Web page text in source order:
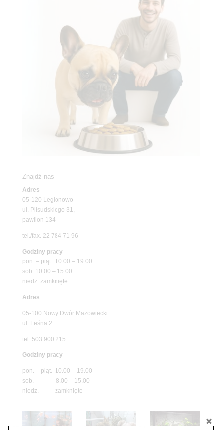
Znajdź nas
Adres
05-120 Legionowo
ul. Piłsudskiego 31,
pawilon 134
tel./fax. 22 784 71 96
Godziny pracy
pon. – piąt. 10.00 – 19.00
sob. 10.00 – 15.00
niedz. zamknięte
Adres
05-100 Nowy Dwór Mazowiecki
ul. Leśna 2
tel. 503 900 215
Godziny pracy
pon. – piąt. 10.00 – 19.00
sob. 8.00 – 15.00
niedz. zamknięte